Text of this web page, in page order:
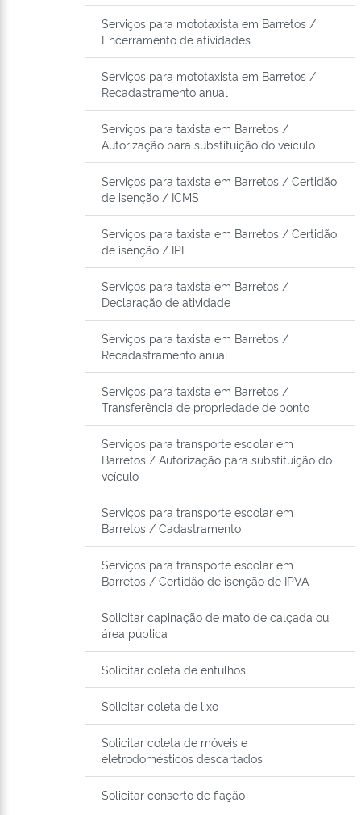
Serviços para mototaxista em Barretos /
Encerramento de atividades
Serviços para mototaxista em Barretos /
Recadastramento anual
Serviços para taxista em Barretos /
Autorização para substituição do veículo
Serviços para taxista em Barretos / Certidão
de isenção / ICMS
Serviços para taxista em Barretos / Certidão
de isenção / IPI
Serviços para taxista em Barretos /
Declaração de atividade
Serviços para taxista em Barretos /
Recadastramento anual
Serviços para taxista em Barretos /
Transferência de propriedade de ponto
Serviços para transporte escolar em
Barretos / Autorização para substituição do
veículo
Serviços para transporte escolar em
Barretos / Cadastramento
Serviços para transporte escolar em
Barretos / Certidão de isenção de IPVA
Solicitar capinação de mato de calçada ou
área pública
Solicitar coleta de entulhos
Solicitar coleta de lixo
Solicitar coleta de móveis e
eletrodomésticos descartados
Solicitar conserto de fiação